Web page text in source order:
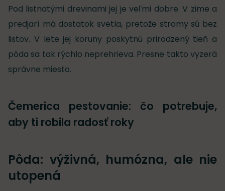
Pod listnatými drevinami jej je veľmi dobre. V zime a
predjarí má dostatok svetla, pretože stromy sú bez
listov. V lete jej koruny poskytnú prirodzený tieň a
pôda sa tak rýchlo neprehrieva. Presne takto vyzerá
správne miesto.
Čemerica pestovanie: čo potrebuje,
aby ti robila radosť roky
Pôda: výživná, humózna, ale nie
utopená